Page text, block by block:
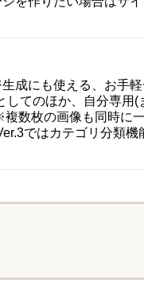
成にも使える、お手
てのほか、自分専用(
数枚の画像も同時に一
ではカテゴリ分類機